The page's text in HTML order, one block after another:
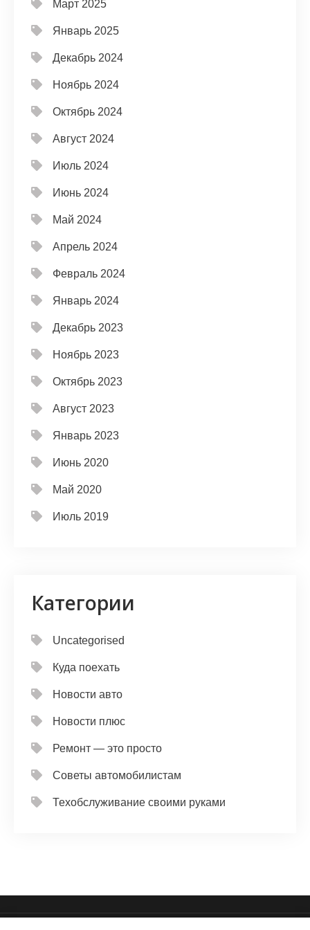
Март 2025
Январь 2025
Декабрь 2024
Ноябрь 2024
Октябрь 2024
Август 2024
Июль 2024
Июнь 2024
Май 2024
Апрель 2024
Февраль 2024
Январь 2024
Декабрь 2023
Ноябрь 2023
Октябрь 2023
Август 2023
Январь 2023
Июнь 2020
Май 2020
Июль 2019
Категории
Uncategorised
Куда поехать
Новости авто
Новости плюс
Ремонт — это просто
Советы автомобилистам
Техобслуживание своими руками